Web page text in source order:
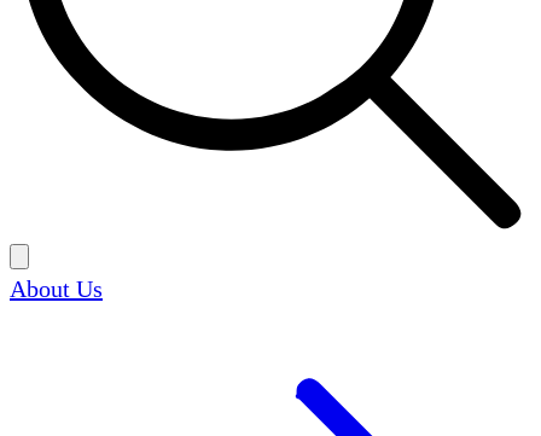
About Us